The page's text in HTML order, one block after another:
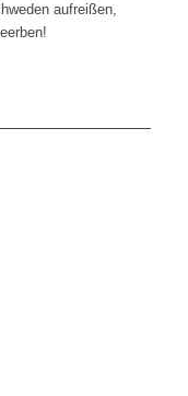
aufreißen,